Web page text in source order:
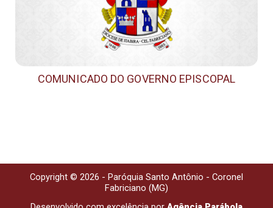
COMUNICADO DO GOVERNO EPISCOPAL
Copyright © 2026 - Paróquia Santo Antônio - Coronel
Fabriciano (MG)